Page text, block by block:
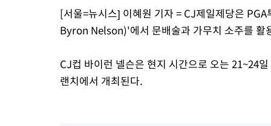
[서울=뉴시스] 이혜원 기자 = CJ제일제당은
Byron Nelson)'에서 문배술과 가무치 소주를 활
CJ컵 바이런 넬슨은 현지 시간으로 오는 21~24
랜치에서 개최된다.